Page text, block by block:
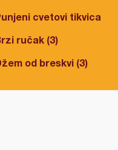
cvetovi tikvica
ručak (3)
od breskvi (3)